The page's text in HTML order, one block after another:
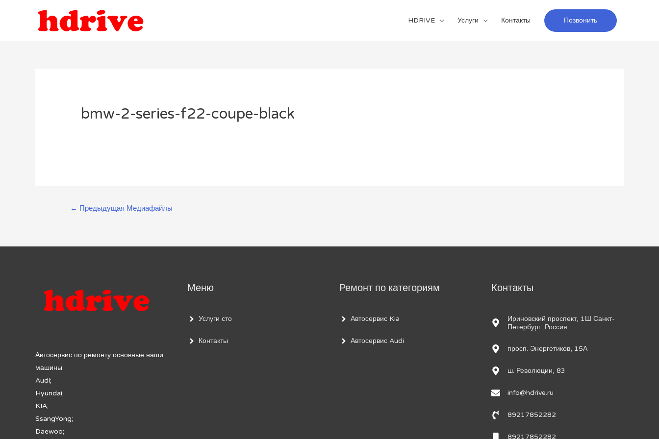
HDRIVE Услуги Контакты Позвонить
bmw-2-series-f22-coupe-black
Навигация
← Предыдущая Медиафайлы
Автосервис по ремонту основные наши
машины
Audi;
Hyundai;
KIA;
SsangYong;
Daewoo;
Меню
Услуги сто
Контакты
Ремонт по категориям
Автосервис Kia
Автосервис Audi
Контакты
Ириновский проспект, 1Ш Санкт-
Петербург, Россия
просп. Энергетиков, 15А
ш. Революции, 83
info@hdrive.ru
89217852282
89217852282